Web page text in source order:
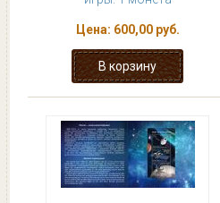
Цена: 600,00 руб.